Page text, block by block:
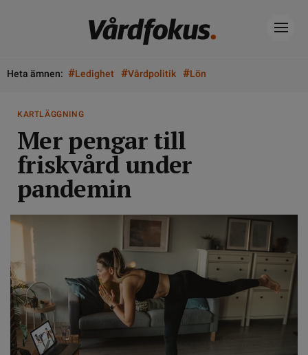
Heta ämnen: #Ledighet #Vårdpolitik #Lön
KARTLÄGGNING
Mer pengar till
friskvård under
pandemin